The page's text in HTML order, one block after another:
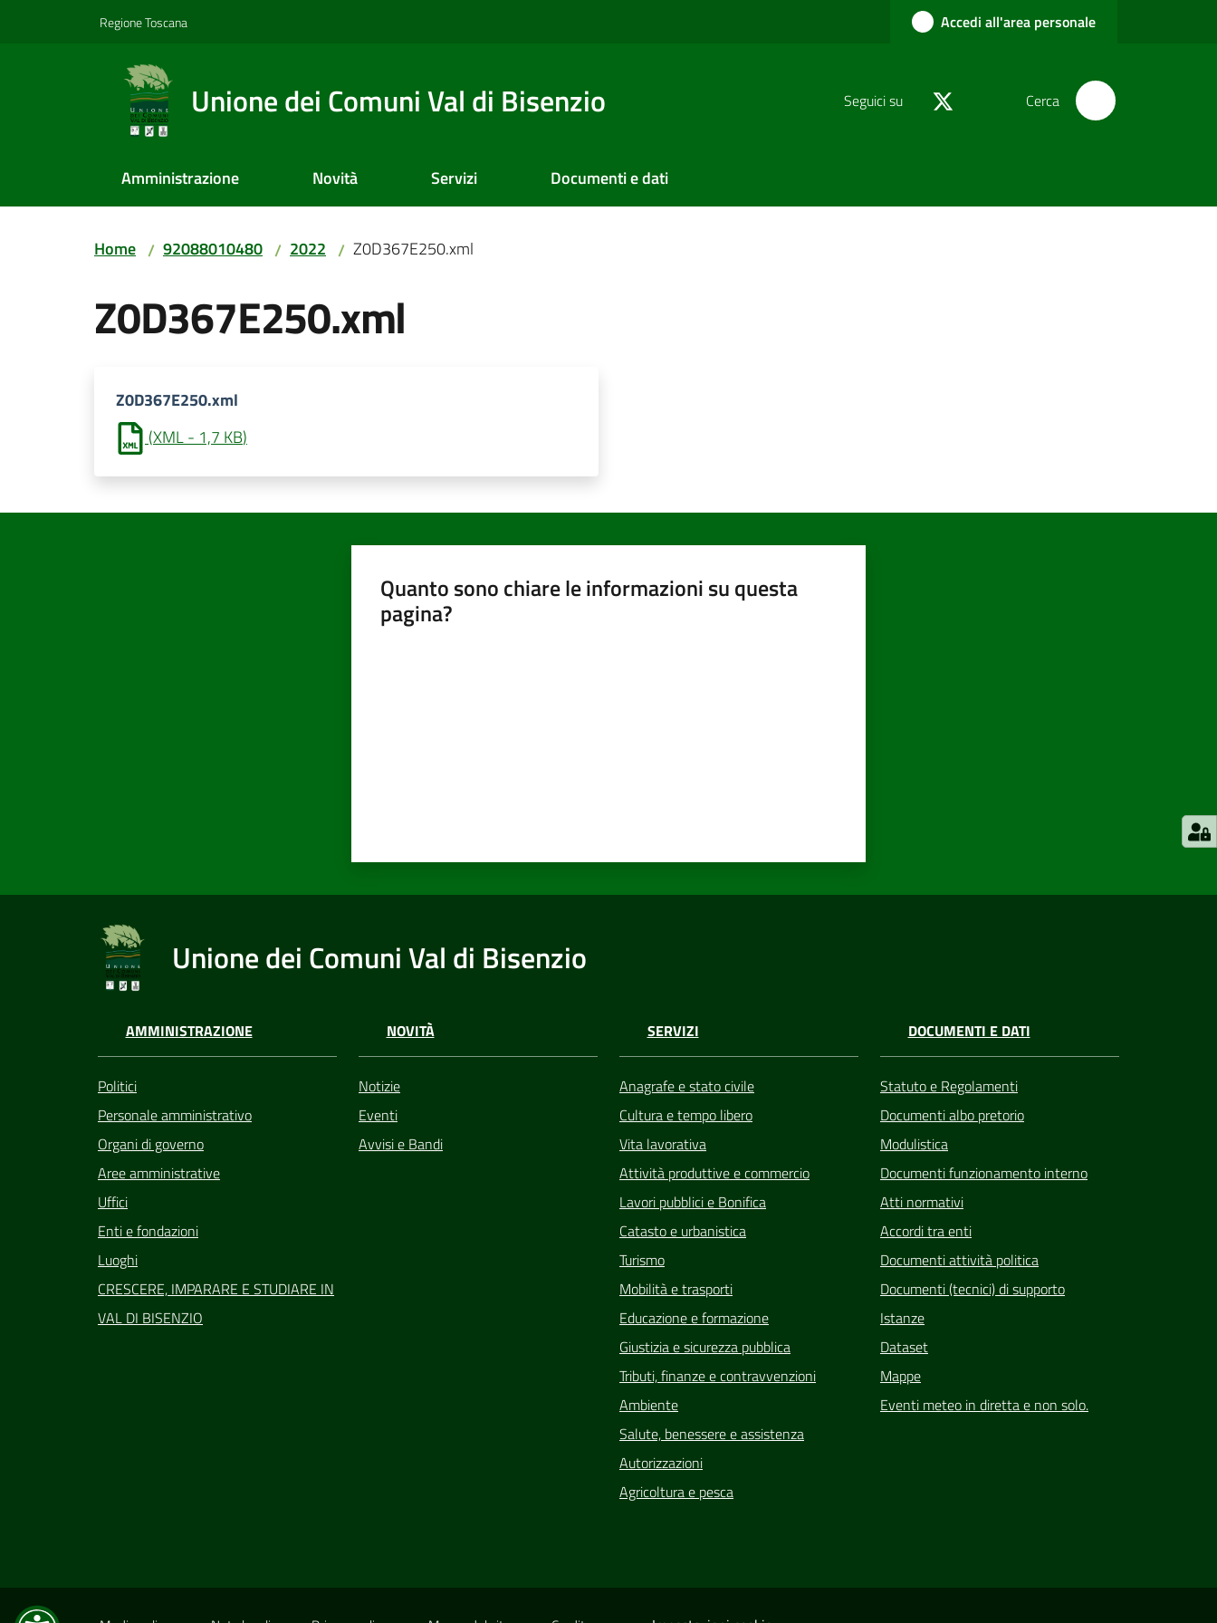
Regione Toscana Accedi all'area personale
Unione dei Comuni Val di Bisenzio Seguici su Cerca
Amministrazione Novità Servizi Documenti e dati
Home / 92088010480 / 2022 / Z0D367E250.xml
Z0D367E250.xml
Z0D367E250.xml
(XML- 1,7 KB)
Quanto sono chiare le informazioni su questa
pagina?
Unione dei Comuni Val di Bisenzio
AMMINISTRAZIONE
Politici
Personale amministrativo
Organi di governo
Aree amministrative
Uffici
Enti e fondazioni
Luoghi
CRESCERE, IMPARARE E STUDIARE IN
VAL DI BISENZIO
NOVITÀ
Notizie
Eventi
Avvisi e Bandi
SERVIZI
Anagrafe e stato civile
Cultura e tempo libero
Vita lavorativa
Attività produttive e commercio
Lavori pubblici e Bonifica
Catasto e urbanistica
Turismo
Mobilità e trasporti
Educazione e formazione
Giustizia e sicurezza pubblica
Tributi, finanze e contravvenzioni
Ambiente
Salute, benessere e assistenza
Autorizzazioni
Agricoltura e pesca
DOCUMENTI E DATI
Statuto e Regolamenti
Documenti albo pretorio
Modulistica
Documenti funzionamento interno
Atti normativi
Accordi tra enti
Documenti attività politica
Documenti (tecnici) di supporto
Istanze
Dataset
Mappe
Eventi meteo in diretta e non solo.